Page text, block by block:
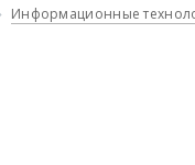
Информационные